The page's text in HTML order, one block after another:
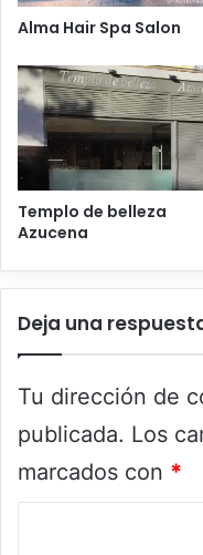
Alma Hair Spa Salon
Templo de belleza
Azucena
Deja una
Tu dirección de
publicada. Los
marcados con *